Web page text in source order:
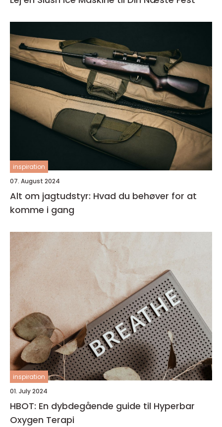
inspiration
07. August 2024
Alt om jagtudstyr: Hvad du behøver for at
komme i gang
inspiration
01. July 2024
HBOT: En dybdegående guide til Hyperbar
Oxygen Terapi